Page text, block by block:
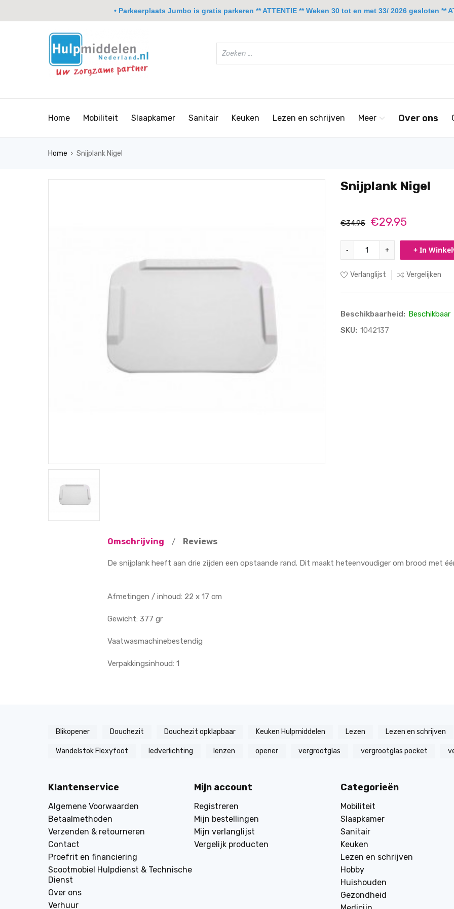
Home Mobiliteit Slaapkamer Sanitair Keuken Lezen en schrijven Meer Over ons
Home › Snijplank Nigel
Snijplank Nigel
€34.95 €29.95
- + + In
Verlanglijst Vergelijken
Beschikbaarheid: Beschikbaar
SKU: 1042137
Omschrijving / Reviews
De snijplank heeft aan drie zijden een opstaande rand. Dit maakt heteenvoudiger om brood met
Afmetingen / inhoud: 22 x 17 cm
Gewicht: 377 gr
Vaatwasmachinebestendig
Verpakkingsinhoud: 1
Blikopener Douchezit Douchezit opklapbaar Keuken Hulpmiddelen Lezen Lezen en schrijven
Wandelstok Flexyfoot ledverlichting lenzen opener vergrootglas vergrootglas pocket
Klantenservice
Algemene Voorwaarden
Betaalmethoden
Verzenden & retourneren
Contact
Proefrit en financiering
Scootmobiel Hulpdienst & Technische
Dienst
Over ons
Verhuur
Mijn account
Registreren
Mijn bestellingen
Mijn verlanglijst
Vergelijk producten
Categorieën
Mobiliteit
Slaapkamer
Sanitair
Keuken
Lezen en schrijven
Hobby
Huishouden
Gezondheid
• Parkeerplaats Jumbo is gratis parkeren ** ATTENTIE ** Weken 30 tot en met 33/ 2026 gesloten **